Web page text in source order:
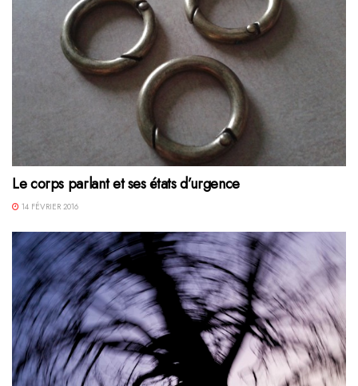
Le corps parlant et ses états d’urgence
14 FÉVRIER 2016